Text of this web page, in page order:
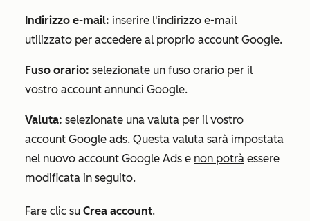
Indirizzo e-mail: inserire l'indirizzo e-mail
utilizzato per accedere al proprio account Google.
Fuso orario: selezionate un fuso orario per il
vostro account annunci Google.
Valuta: selezionate una valuta per il vostro
account Google ads. Questa valuta sarà impostata
nel nuovo account Google Ads e non potrà essere
modificata in seguito.
Fare clic su Crea account.